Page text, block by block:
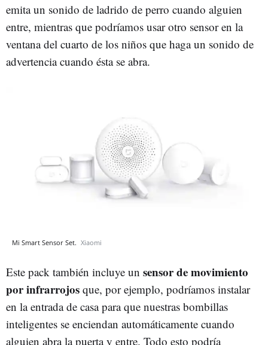
emita un sonido de ladrido de perro cuando alguien
entre, mientras que podríamos usar otro sensor en la
ventana del cuarto de los niños que haga un sonido de
advertencia cuando ésta se abra.
Mi Smart Sensor Set. Xiaomi
Este pack también incluye un sensor de movimiento
por infrarrojos que, por ejemplo, podríamos instalar
en la entrada de casa para que nuestras bombillas
inteligentes se enciendan automáticamente cuando
alguien abra la puerta y entre. Todo esto podría